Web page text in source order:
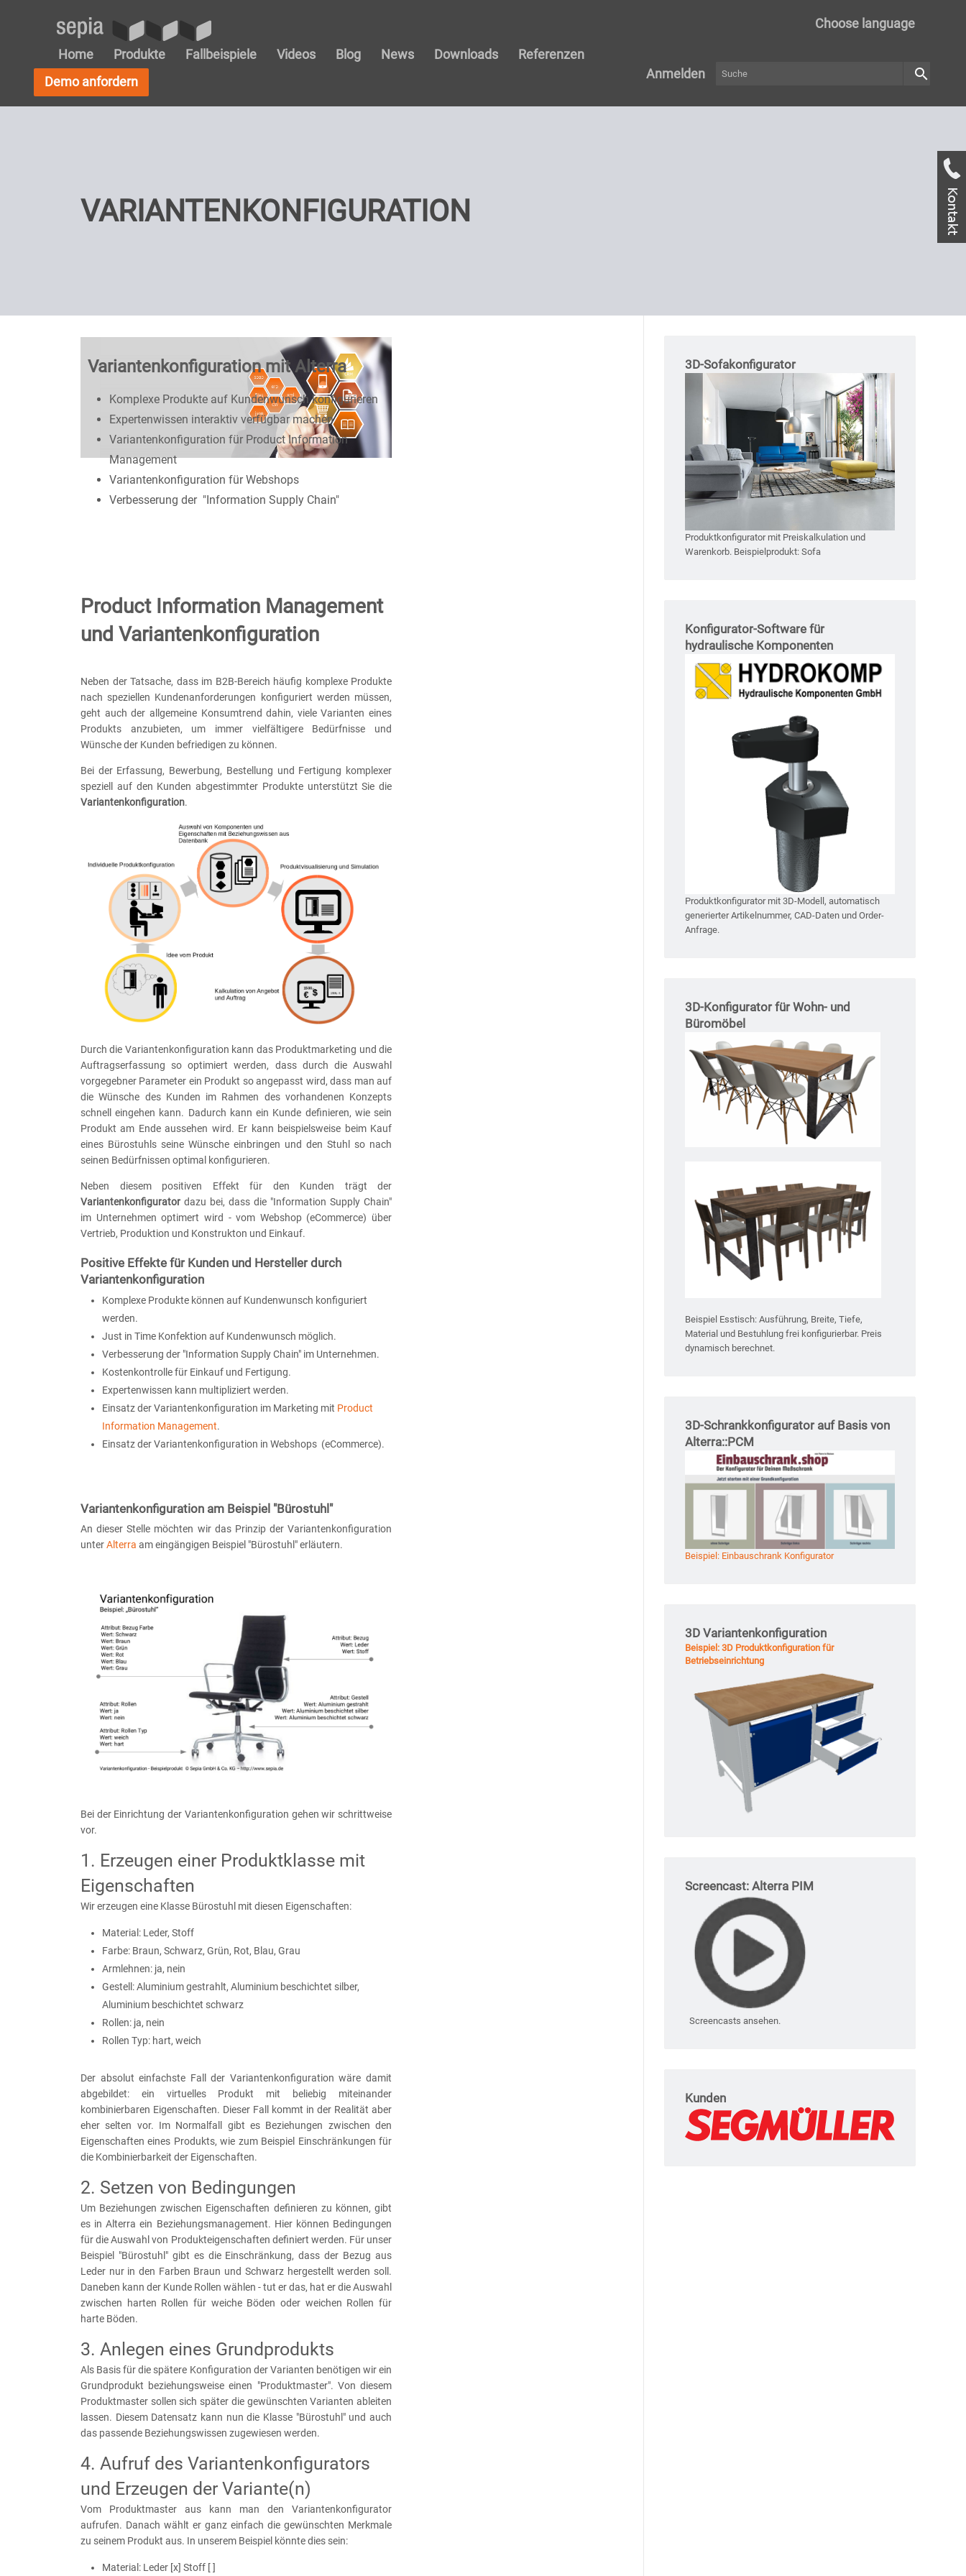
Choose language
Home Produkte Fallbeispiele Videos Blog News Downloads
Referenzen
Demo anfordern
Anmelden search
VARIANTENKONFIGURATION
Variantenkonfiguration mit Alterra
Komplexe Produkte auf Kundenwunsch konfigurieren
Expertenwissen interaktiv verfügbar machen
Variantenkonfiguration für Product Information
Management
Variantenkonfiguration für Webshops
Verbesserung der "Information Supply Chain"
Product Information Management
und Variantenkonfiguration
Neben der Tatsache, dass im B2B-Bereich häufig komplexe Produkte
nach speziellen Kundenanforderungen konfiguriert werden müssen,
geht auch der allgemeine Konsumtrend dahin, viele Varianten eines
Produkts anzubieten, um immer vielfältigere Bedürfnisse und
Wünsche der Kunden befriedigen zu können.
Bei der Erfassung, Bewerbung, Bestellung und Fertigung komplexer
speziell auf den Kunden abgestimmter Produkte unterstützt Sie die
Variantenkonfiguration.
Durch die Variantenkonfiguration kann das Produktmarketing und die
Auftragserfassung so optimiert werden, dass durch die Auswahl
vorgegebner Parameter ein Produkt so angepasst wird, dass man auf
die Wünsche des Kunden im Rahmen des vorhandenen Konzepts
schnell eingehen kann. Dadurch kann ein Kunde definieren, wie sein
Produkt am Ende aussehen wird. Er kann beispielsweise beim Kauf
eines Bürostuhls seine Wünsche einbringen und den Stuhl so nach
seinen Bedürfnissen optimal konfigurieren.
Neben diesem positiven Effekt für den Kunden trägt der
Variantenkonfigurator dazu bei, dass die "Information Supply Chain"
im Unternehmen optimert wird - vom Webshop (eCommerce) über
Vertrieb, Produktion und Konstrukton und Einkauf.
Positive Effekte für Kunden und Hersteller durch
Variantenkonfiguration
Komplexe Produkte können auf Kundenwunsch konfiguriert
werden.
Just in Time Konfektion auf Kundenwunsch möglich.
Verbesserung der "Information Supply Chain" im Unternehmen.
Kostenkontrolle für Einkauf und Fertigung.
Expertenwissen kann multipliziert werden.
Einsatz der Variantenkonfiguration im Marketing mit Product
Information Management.
Einsatz der Variantenkonfiguration in Webshops (eCommerce).
Variantenkonfiguration am Beispiel "Bürostuhl"
An dieser Stelle möchten wir das Prinzip der Variantenkonfiguration
unterAlterra am eingängigen Beispiel "Bürostuhl" erläutern.
Bei der Einrichtung der Variantenkonfiguration gehen wir schrittweise
vor.
1. Erzeugen einer Produktklasse mit
Eigenschaften
Wir erzeugen eine Klasse Bürostuhl mit diesen Eigenschaften:
Material: Leder, Stoff
Farbe: Braun, Schwarz, Grün, Rot, Blau, Grau
Armlehnen: ja, nein
Gestell: Aluminium gestrahlt, Aluminium beschichtet silber,
Aluminium beschichtet schwarz
Rollen: ja, nein
Rollen Typ: hart, weich
Der absolut einfachste Fall der Variantenkonfiguration wäre damit
abgebildet: ein virtuelles Produkt mit beliebig miteinander
kombinierbaren Eigenschaften. Dieser Fall kommt in der Realität aber
eher selten vor. Im Normalfall gibt es Beziehungen zwischen den
Eigenschaften eines Produkts, wie zum Beispiel Einschränkungen für
die Kombinierbarkeit der Eigenschaften.
2. Setzen von Bedingungen
Um Beziehungen zwischen Eigenschaften definieren zu können, gibt
es in Alterra ein Beziehungsmanagement. Hier können Bedingungen
für die Auswahl von Produkteigenschaften definiert werden. Für unser
Beispiel "Bürostuhl" gibt es die Einschränkung, dass der Bezug aus
Leder nur in den Farben Braun und Schwarz hergestellt werden soll.
Daneben kann der Kunde Rollen wählen - tut er das, hat er die Auswahl
zwischen harten Rollen für weiche Böden oder weichen Rollen für
harte Böden.
3. Anlegen eines Grundprodukts
Als Basis für die spätere Konfiguration der Varianten benötigen wir ein
Grundprodukt beziehungsweise einen "Produktmaster". Von diesem
Produktmaster sollen sich später die gewünschten Varianten ableiten
lassen. Diesem Datensatz kann nun die Klasse "Bürostuhl" und auch
das passende Beziehungswissen zugewiesen werden.
4. Aufruf des Variantenkonfigurators
und Erzeugen der Variante(n)
Vom Produktmaster aus kann man den Variantenkonfigurator
aufrufen. Danach wählt er ganz einfach die gewünschten Merkmale
zu seinem Produkt aus. In unserem Beispiel könnte dies sein:
Material: Leder [x] Stoff [ ]
3D-Sofakonfigurator
Produktkonfigurator mit Preiskalkulation und
Warenkorb. Beispielprodukt: Sofa
Konfigurator-Software für
hydraulische Komponenten
Produktkonfigurator mit 3D-Modell, automatisch
generierter Artikelnummer, CAD-Daten und Order-
Anfrage.
3D-Konfigurator für Wohn- und
Büromöbel
Beispiel Esstisch: Ausführung, Breite, Tiefe,
Material und Bestuhlung frei konfigurierbar. Preis
dynamisch berechnet.
3D-Schrankkonfigurator auf Basis von
Alterra::PCM
Beispiel: Einbauschrank Konfigurator
3D Variantenkonfiguration
Beispiel: 3D Produktkonfiguration für
Betriebseinrichtung
Screencast: Alterra PIM
Screencasts ansehen.
Kunden